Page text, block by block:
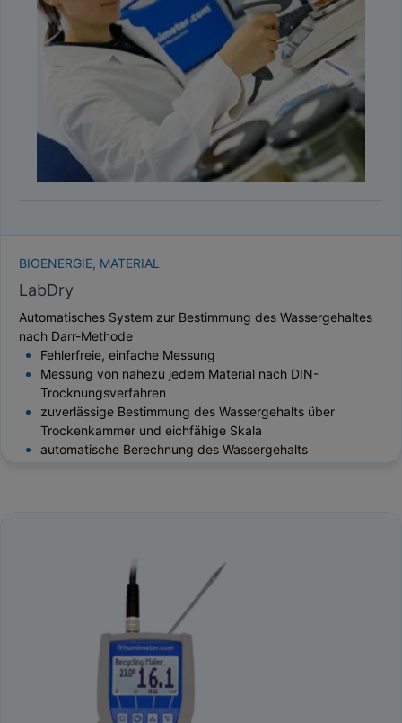
TAUPUNKT
SCHÜTTDICHTE
BIOENERGIE, MATERIAL
LabDry
Automatisches System zur Bestimmung des Wassergehaltes
nach Darr-Methode
Fehlerfreie, einfache Messung
Messung von nahezu jedem Material nach DIN-
Trocknungsverfahren
zuverlässige Bestimmung des Wassergehalts über
Trockenkammer und eichfähige Skala
automatische Berechnung des Wassergehalts